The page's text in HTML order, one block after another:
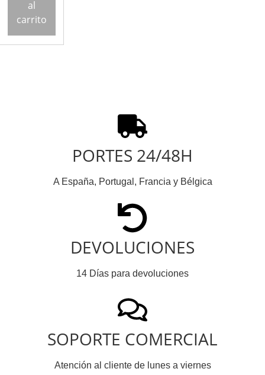
al
carrito
PORTES 24/48H
A España, Portugal, Francia y Bélgica
DEVOLUCIONES
14 Días para devoluciones
SOPORTE COMERCIAL
Atención al cliente de lunes a viernes